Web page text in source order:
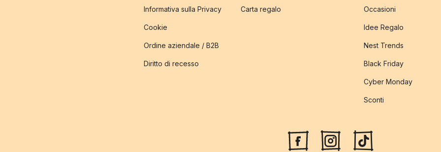
Informativa sulla Privacy
Cookie
Ordine aziendale / B2B
Diritto di recesso
Carta regalo Occasioni
Idee Regalo
Nest Trends
Black Friday
Cyber Monday
Sconti